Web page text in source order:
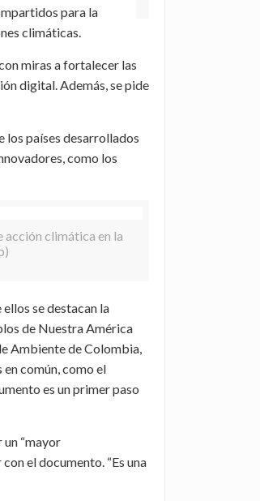
para la
climáticas.
miras a fortalecer las
digital. Además, se pide
los países desarrollados
como los
acción climática en la
se destacan la
de Nuestra América
Ambiente de Colombia,
común, como el
es un primer paso
“mayor
el documento. “Es una